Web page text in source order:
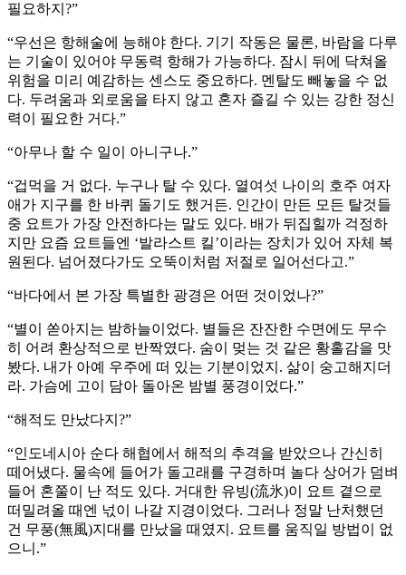
필요하지?”
“우선은 항해술에 능해야 한다. 기기 작동은 물론, 바람을 다루
는 기술이 있어야 무동력 항해가 가능하다. 잠시 뒤에 닥쳐올
위험을 미리 예감하는 센스도 중요하다. 멘탈도 빼놓을 수 없
다. 두려움과 외로움을 타지 않고 혼자 즐길 수 있는 강한 정신
력이 필요한 거다.”
“아무나 할 수 일이 아니구나.”
“겁먹을 거 없다. 누구나 탈 수 있다. 열여섯 나이의 호주 여자
애가 지구를 한 바퀴 돌기도 했거든. 인간이 만든 모든 탈것들
중 요트가 가장 안전하다는 말도 있다. 배가 뒤집힐까 걱정하
지만 요즘 요트들엔 ‘발라스트 킬’이라는 장치가 있어 자체 복
원된다. 넘어졌다가도 오뚝이처럼 저절로 일어선다고.”
“바다에서 본 가장 특별한 광경은 어떤 것이었나?”
“별이 쏟아지는 밤하늘이었다. 별들은 잔잔한 수면에도 무수
히 어려 환상적으로 반짝였다. 숨이 멎는 것 같은 황홀감을 맛
봤다. 내가 아예 우주에 떠 있는 기분이었지. 삶이 숭고해지더
라. 가슴에 고이 담아 돌아온 밤별 풍경이었다.”
“해적도 만났다지?”
“인도네시아 순다 해협에서 해적의 추격을 받았으나 간신히
떼어냈다. 물속에 들어가 돌고래를 구경하며 놀다 상어가 덤벼
들어 혼쭐이 난 적도 있다. 거대한 유빙(流氷)이 요트 곁으로
떠밀려올 때엔 넋이 나갈 지경이었다. 그러나 정말 난처했던
건 무풍(無風)지대를 만났을 때였지. 요트를 움직일 방법이 없
으니.”